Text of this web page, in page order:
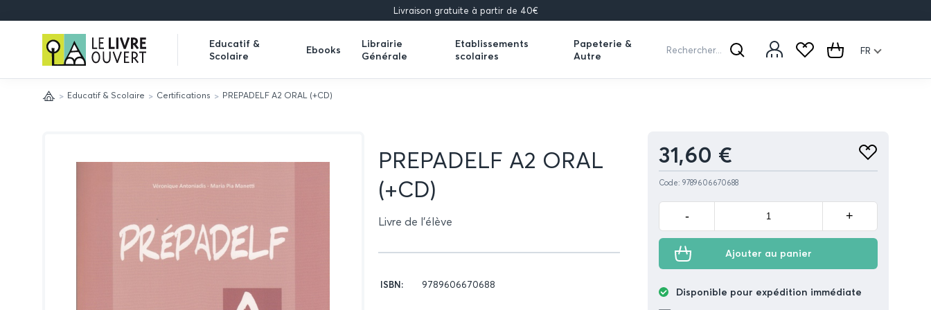
Livraison gratuite à partir de 40€
Le
Livre
Ouvert
Educatif &
Scolaire
Expand
submenu
Ebooks
Librairie
Générale
Expand
Etablissements
scolaires
Expand
Papeterie &
Autre
Expand
Rechercher
Rechercher... Cart FR
AccueilEducatif & Scolaire Certifications PREPADELF A2 ORAL (+CD)
PREPADELF A2 ORAL
(+CD)
Livre de l'élève
Données
ISBN: 9789606670688
Produit
31,60 €
Ajouter
Code: 9789606670688
Minus
- Plus
+
Ajouter au panier
Disponible pour expédition immédiate